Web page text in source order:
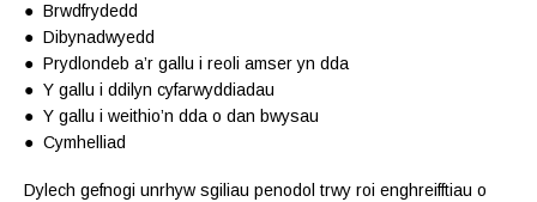
● Brwdfrydedd
● Dibynadwyedd
● Prydlondeb a’r gallu i reoli amser yn dda
● Y gallu i ddilyn cyfarwyddiadau
● Y gallu i weithio’n dda o dan bwysau
● Cymhelliad
Dylech gefnogi unrhyw sgiliau penodol trwy roi enghreifftiau o